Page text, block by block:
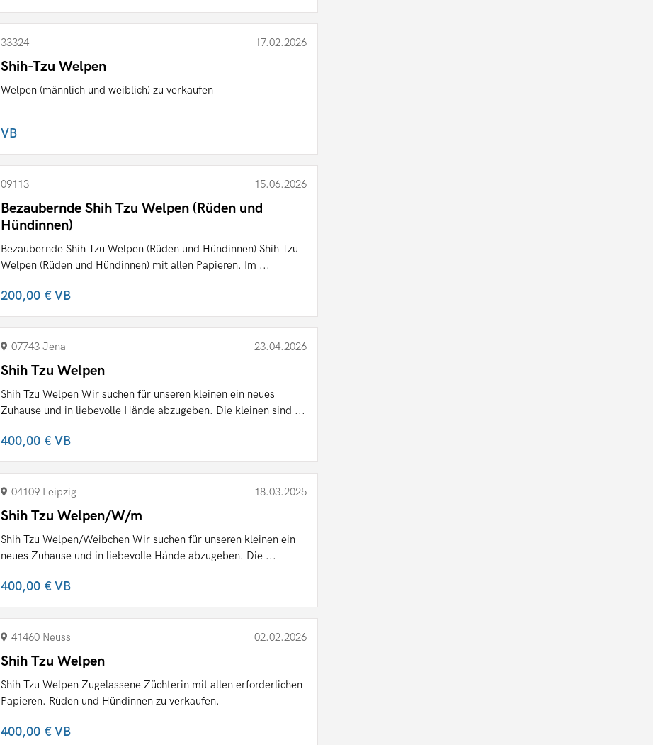
33324 17.02.2026
Shih-Tzu Welpen
Welpen (männlich und weiblich) zu verkaufen
VB
09113 15.06.2026
Bezaubernde Shih Tzu Welpen (Rüden und
Hündinnen)
Bezaubernde Shih Tzu Welpen (Rüden und Hündinnen) Shih Tzu
Welpen (Rüden und Hündinnen) mit allen Papieren. Im ...
200,00 €VB
07743 Jena 23.04.2026
Shih Tzu Welpen
Shih Tzu Welpen Wir suchen für unseren kleinen ein neues
Zuhause und in liebevolle Hände abzugeben. Die kleinen sind ...
400,00 €VB
04109 Leipzig 18.03.2025
Shih Tzu Welpen/W/m
Shih Tzu Welpen/Weibchen Wir suchen für unseren kleinen ein
neues Zuhause und in liebevolle Hände abzugeben. Die ...
400,00 €VB
41460 Neuss 02.02.2026
Shih Tzu Welpen
Shih Tzu Welpen Zugelassene Züchterin mit allen erforderlichen
Papieren. Rüden und Hündinnen zu verkaufen.
400,00 €VB